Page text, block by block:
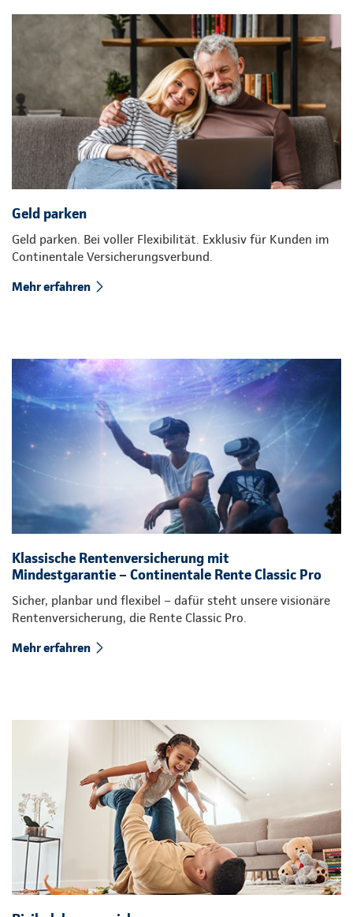
Geld parken
Geld parken. Bei voller Flexibilität. Exklusiv für Kunden im
Continentale Versicherungsverbund.
Mehr erfahren
Klassische Rentenversicherung mit
Mindestgarantie – Continentale Rente Classic Pro
Sicher, planbar und flexibel – dafür steht unsere visionäre
Rentenversicherung, die Rente Classic Pro.
Mehr erfahren